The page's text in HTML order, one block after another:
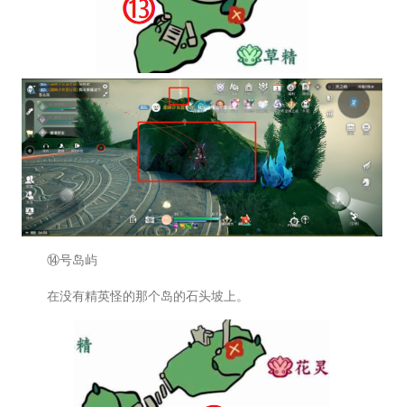
⑭号岛屿
在没有精英怪的那个岛的石头坡上。